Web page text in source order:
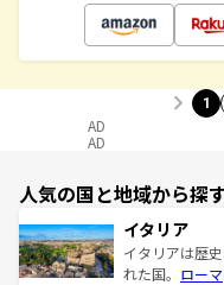
1
AD
AD
人気の国と地域から探
イタリア
イタリアは歴
れた国。 ローマ